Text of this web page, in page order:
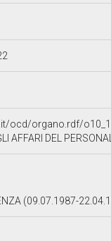
ocd/organo.rdf/
AFFARI DEL
(09.07.1987-